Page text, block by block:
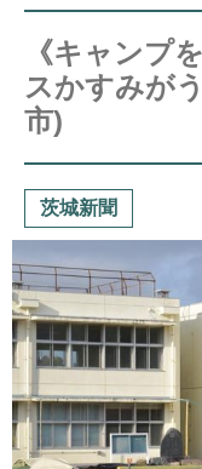
《キャンプ
スかすみが
市)
茨城新聞